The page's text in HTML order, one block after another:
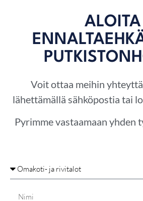
ALOITA
Voit ottaa meihin
lähettämällä sähköpostia tai
Pyrimme vastaamaan yhden